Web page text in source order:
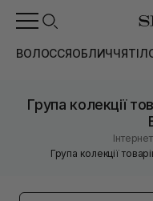
ВОЛОССЯОБЛИЧЧЯ
Група колекції
Група колекції